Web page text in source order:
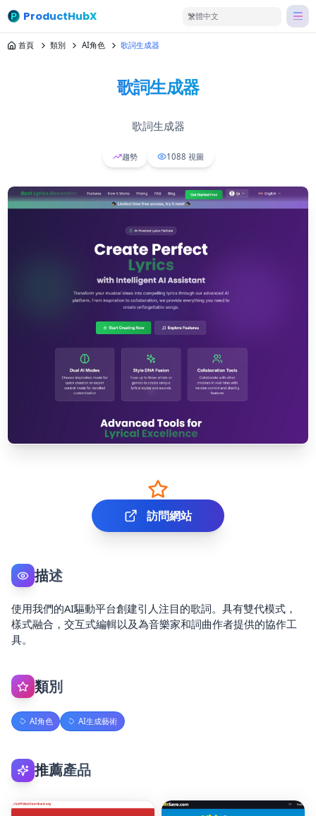
ProductHubX 繁體中文
首頁 類別 AI角色 歌詞生成器
歌詞生成器
歌詞生成器
趨勢 1088 視圖
訪問網站
描述
使用我們的AI驅動平台創建引人注目的歌詞。具有雙代模式，
樣式融合，交互式編輯以及為音樂家和詞曲作者提供的協作工
具。
類別
AI角色 AI生成藝術
推薦產品